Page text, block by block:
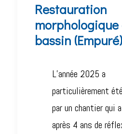
Restauration
bassin (Empuré)
L’année 2025 a
particulièrement
par un chantier qui
après 4 ans de